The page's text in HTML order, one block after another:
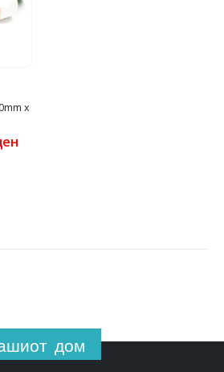
x
дом